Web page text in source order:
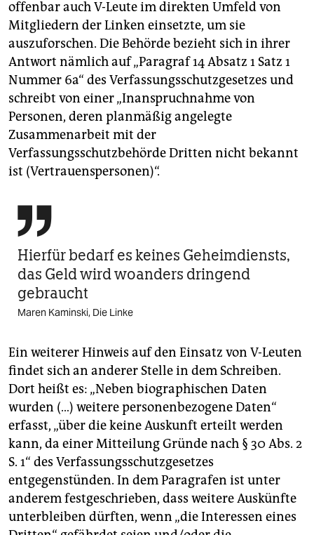
offenbar auch V-Leute im direkten Umfeld von
Mitgliedern der Linken einsetzte, um sie
auszuforschen. Die Behörde bezieht sich in ihrer
Antwort nämlich auf „Paragraf 14 Absatz 1 Satz 1
Nummer 6a“ des Verfassungsschutzgesetzes und
schreibt von einer „Inanspruchnahme von
Personen, deren planmäßig angelegte
Zusammenarbeit mit der
Verfassungsschutzbehörde Dritten nicht bekannt
ist (Vertrauenspersonen)“.

Hierfür bedarf es keines Geheimdiensts,
das Geld wird woanders dringend
gebraucht
Maren Kaminski, Die Linke
Ein weiterer Hinweis auf den Einsatz von V-Leuten
findet sich an anderer Stelle in dem Schreiben.
Dort heißt es: „Neben biographischen Daten
wurden (…) weitere personenbezogene Daten“
erfasst, „über die keine Auskunft erteilt werden
kann, da einer Mitteilung Gründe nach § 30 Abs. 2
S. 1“ des Verfassungsschutzgesetzes
entgegenstünden. In dem Paragrafen ist unter
anderem festgeschrieben, dass weitere Auskünfte
unterbleiben dürften, wenn „die Interessen eines